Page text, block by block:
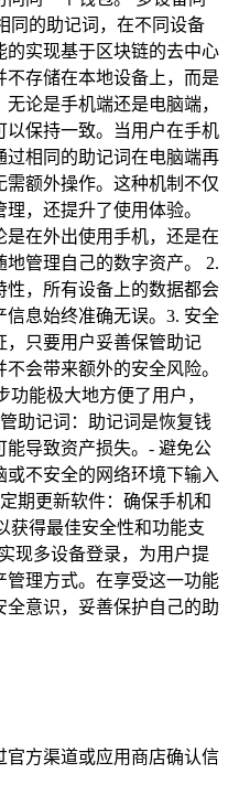
同的助记词，在不同设备
的实现基于区块链的去中心
存储在本地设备上，而是
论是手机端还是电脑端，
以保持一致。当用户在手机
相同的助记词在电脑端再
额外操作。这种机制不仅
，还提升了使用体验。
是在外出使用手机，还是在
管理自己的数字资产。 2.
，所有设备上的数据都会
息始终准确无误。3. 安全
，只要用户妥善保管助记
会带来额外的安全风险。
能极大地方便了用户，
助记词：助记词是恢复钱
导致资产损失。- 避免公
不安全的网络环境下输入
期更新软件：确保手机和
获得最佳安全性和功能支
现多设备登录，为用户提
理方式。在享受这一功能
意识，妥善保护自己的助
方渠道或应用商店确认信